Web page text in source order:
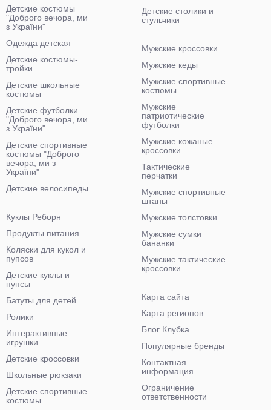
Детские столики и
стульчики
Детские костюмы
"Доброго вечора, ми
з України"
Одежда детская
Детские костюмы-
тройки
Детские школьные
костюмы
Детские футболки
"Доброго вечора, ми
з України"
Детские спортивные
костюмы "Доброго
вечора, ми з
України"
Детские велосипеды
Мужские кроссовки
Мужские кеды
Мужские спортивные
костюмы
Мужские
патриотические
футболки
Мужские кожаные
кроссовки
Тактические
перчатки
Мужские спортивные
штаны
Мужские толстовки
Мужские сумки
бананки
Мужские тактические
кроссовки
Куклы Реборн
Продукты питания
Коляски для кукол и
пупсов
Детские куклы и
пупсы
Батуты для детей
Ролики
Интерактивные
игрушки
Детские кроссовки
Школьные рюкзаки
Детские спортивные
костюмы
Карта сайта
Карта регионов
Блог Клубка
Популярные бренды
Контактная
информация
Ограничение
ответственности